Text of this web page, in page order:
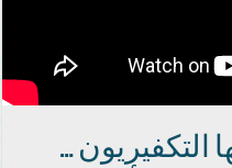
التكفيريون …